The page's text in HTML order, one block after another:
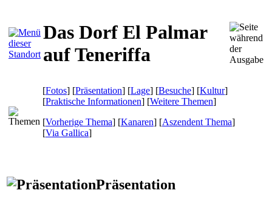
Das Dorf El Palmar
auf Teneriffa
[Fotos] [Präsentation] [Lage] [Besuche] [Kultur]
[Praktische Informationen] [Weitere Themen]
[Vorherige Thema] [Kanaren] [Aszendent Thema]
[Via Gallica]
Präsentation